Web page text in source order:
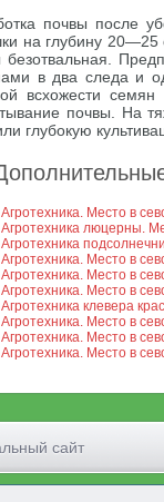
почвы после
на глубину 20—25
безотвальная.
в два следа и
всхожести семян
почвы. На
глубокую
Агротехника. Место в
Агротехника люцерны.
Агротехника
Агротехника. Место в
Агротехника. Место в
Агротехника. Место в
Агротехника клевера
Агротехника. Место в
Агротехника. Место в
Агротехника. Место в
сайт